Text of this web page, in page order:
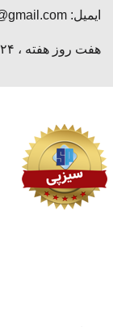
ایمیل: panberoo@gmail.com
هفت روز هفته ، ۲۴ ساعته پاسخگوی شما هستیم.